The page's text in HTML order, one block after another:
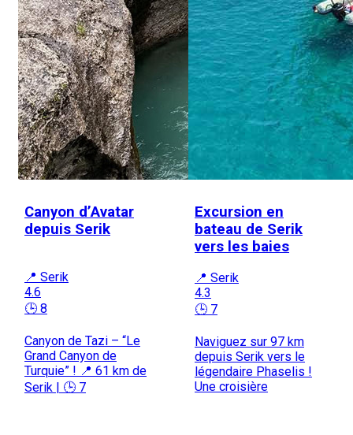
Canyon d’Avatar
depuis Serik
📍 Serik
4.6
🕒 8
Canyon de Tazi – “Le
Grand Canyon de
Turquie” ! 📍 61 km de
Serik | 🕒 7
Excursion en
bateau de Serik
vers les baies
📍 Serik
4.3
🕒 7
Naviguez sur 97 km
depuis Serik vers le
légendaire Phaselis !
Une croisière